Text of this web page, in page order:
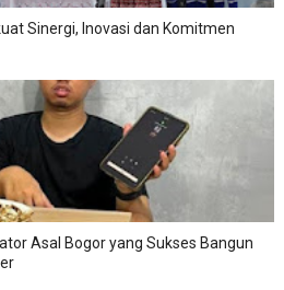
Sinergi, Inovasi dan Komitmen
Asal Bogor yang Sukses Bangun